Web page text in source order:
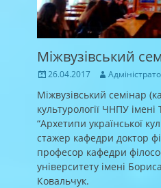
Міжвузівський
Posted
26.04.2017 Author
Міжвузівський семінар
культурології ЧНПУ
“Архетипи української
стажер кафедри доктор
професор кафедри
університету імені
Ковальчук.